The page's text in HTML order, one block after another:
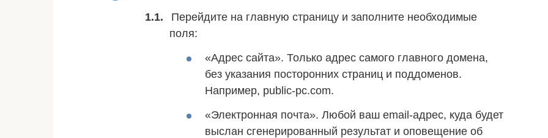
Перейдите на главную страницу и заполните необходимые
поля:
«Адрес сайта». Только адрес самого главного домена,
без указания посторонних страниц и поддоменов.
Например, public-pc.com.
«Электронная почта». Любой ваш email-адрес, куда будет
выслан сгенерированный результат и оповещение об